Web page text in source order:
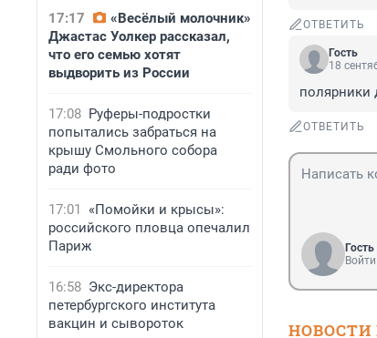
17:17
«Весёлый молочник»
Джастас Уолкер рассказал,
что его семью хотят
выдворить из России
17:08 Руферы-подростки
попытались забраться на
крышу Смольного собора
ради фото
17:01
«Помойки и крысы»:
российского пловца опечалил
Париж
16:58 Экс-директора
петербургского института
вакцин и сывороток
ОТВЕТИТЬ
Гость
18
полярники
ОТВЕТИТЬ
Гость
Войти